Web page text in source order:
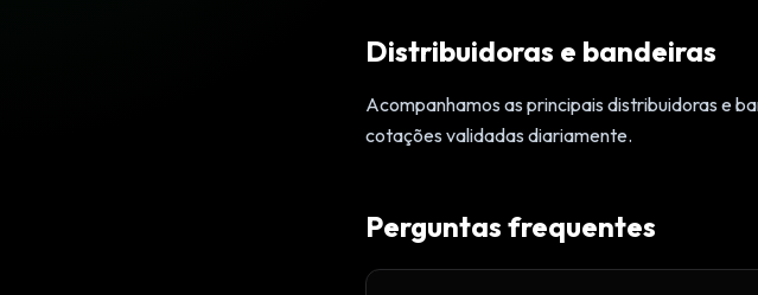
Distribuidoras e bandeiras
Acompanhamos as principais distribuidoras e
cotações validadas diariamente.
Perguntas frequentes